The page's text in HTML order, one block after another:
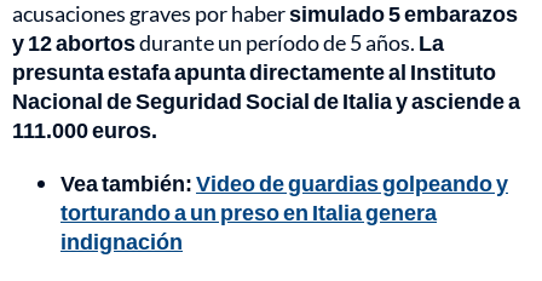
acusaciones graves por habersimulado 5 embarazos
y 12 abortosdurante un período de 5 años. La
presunta estafa apunta directamente al Instituto
Nacional de Seguridad Social de Italia y asciende a
111.000 euros.
Vea también:Video de guardias golpeando y
torturando a un preso en Italia genera
indignación